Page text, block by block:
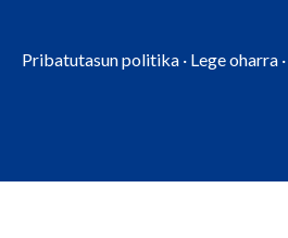
Pribatutasun politika · Lege oharra ·